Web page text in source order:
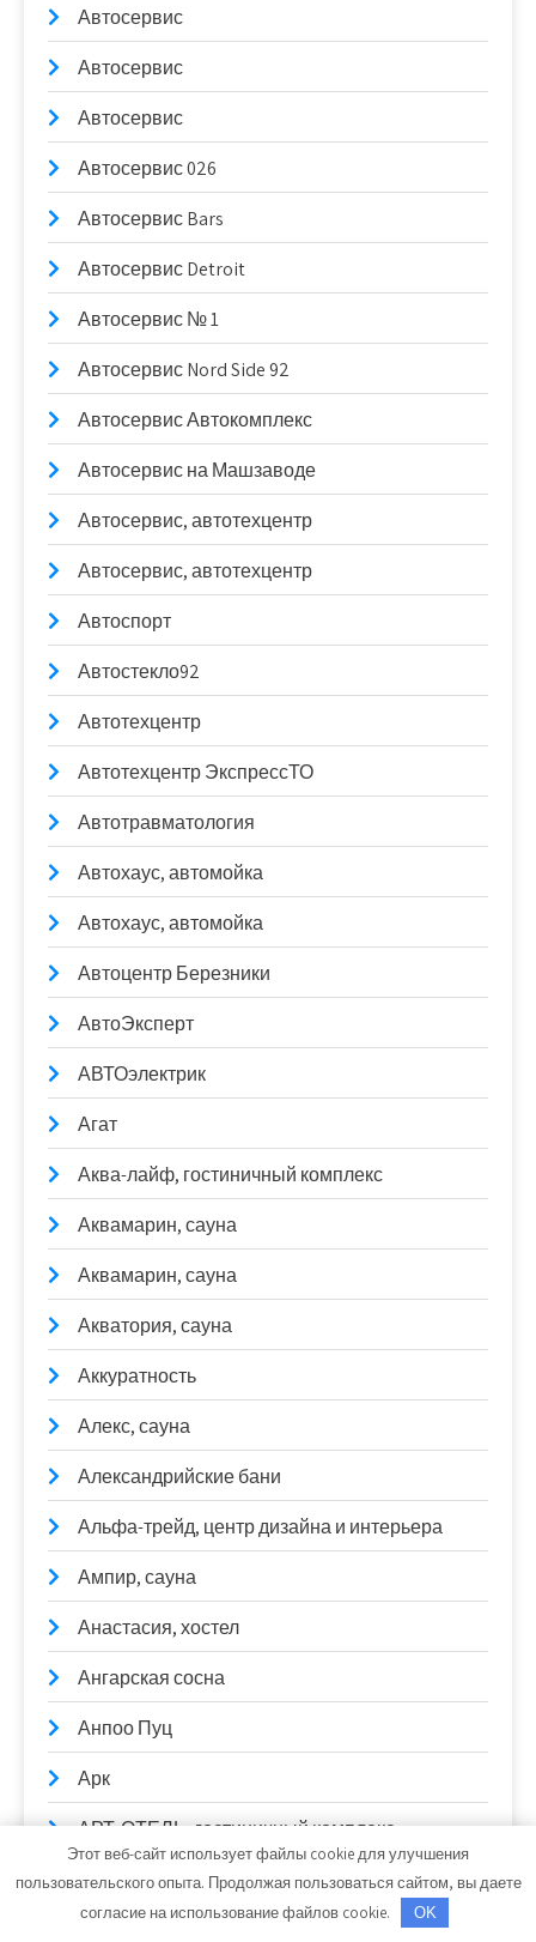
Автосервис
Автосервис
Автосервис
Автосервис 026
Автосервис Bars
Автосервис Detroit
Автосервис № 1
Автосервис Nord Side 92
Автосервис Автокомплекс
Автосервис на Машзаводе
Автосервис, автотехцентр
Автосервис, автотехцентр
Автоспорт
Автостекло92
Автотехцентр
Автотехцентр ЭкспрессТО
Автотравматология
Автохаус, автомойка
Автохаус, автомойка
Автоцентр Березники
АвтоЭксперт
АВТОэлектрик
Агат
Аква-лайф, гостиничный комплекс
Аквамарин, сауна
Аквамарин, сауна
Акватория, сауна
Аккуратность
Алекс, сауна
Александрийские бани
Альфа-трейд, центр дизайна и интерьера
Ампир, сауна
Анастасия, хостел
Ангарская сосна
Анпоо Пуц
Арк
АРТ-ОТЕЛЬ, гостиничный комплекс
Артика-НН
Этот веб-сайт использует файлы cookie для улучшения
пользовательского опыта. Продолжая пользоваться сайтом, вы даете
согласие на использование файлов cookie.
OK